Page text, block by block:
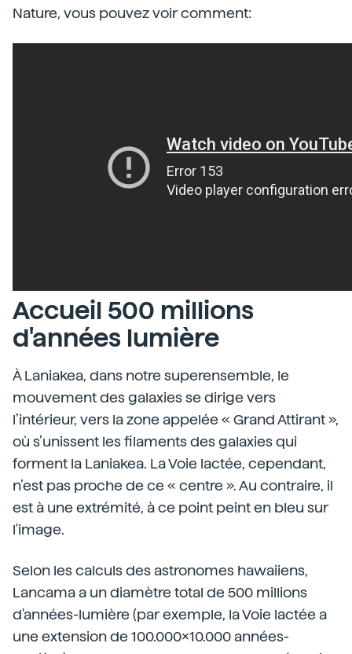
Nature, vous pouvez voir comment:
Accueil 500 millions
d'années lumière
À Laniakea, dans notre superensemble, le
mouvement des galaxies se dirige vers
l’intérieur, vers la zone appelée « Grand Attirant »,
où s’unissent les filaments des galaxies qui
forment la Laniakea. La Voie lactée, cependant,
n’est pas proche de ce « centre ». Au contraire, il
est à une extrémité, à ce point peint en bleu sur
l'image.
Selon les calculs des astronomes hawaiiens,
Lancama a un diamètre total de 500 millions
d'années-lumière (par exemple, la Voie lactée a
une extension de 100.000x10.000 années-